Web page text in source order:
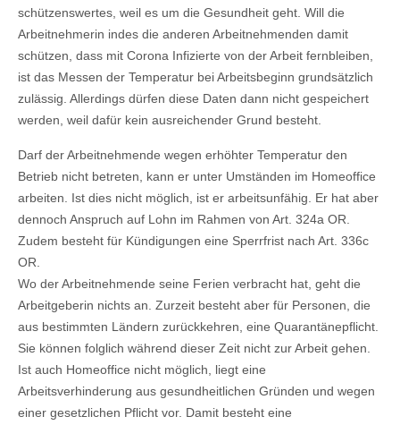
schützenswertes, weil es um die Gesundheit geht. Will die
Arbeitnehmerin indes die anderen Arbeitnehmenden damit
schützen, dass mit Corona Infizierte von der Arbeit fernbleiben,
ist das Messen der Temperatur bei Arbeitsbeginn grundsätzlich
zulässig. Allerdings dürfen diese Daten dann nicht gespeichert
werden, weil dafür kein ausreichender Grund besteht.
Darf der Arbeitnehmende wegen erhöhter Temperatur den
Betrieb nicht betreten, kann er unter Umständen im Homeoffice
arbeiten. Ist dies nicht möglich, ist er arbeitsunfähig. Er hat aber
dennoch Anspruch auf Lohn im Rahmen von Art. 324a OR.
Zudem besteht für Kündigungen eine Sperrfrist nach Art. 336c
OR.
Wo der Arbeitnehmende seine Ferien verbracht hat, geht die
Arbeitgeberin nichts an. Zurzeit besteht aber für Personen, die
aus bestimmten Ländern zurückkehren, eine Quarantänepflicht.
Sie können folglich während dieser Zeit nicht zur Arbeit gehen.
Ist auch Homeoffice nicht möglich, liegt eine
Arbeitsverhinderung aus gesundheitlichen Gründen und wegen
einer gesetzlichen Pflicht vor. Damit besteht eine